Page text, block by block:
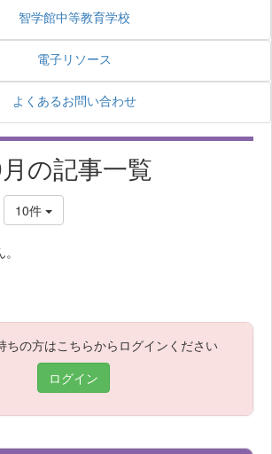
智学館中等教育学校
電子リソース
よくあるお問い合わせ
の記事一覧
10件
ちの方はこちらからログインください
ログイン